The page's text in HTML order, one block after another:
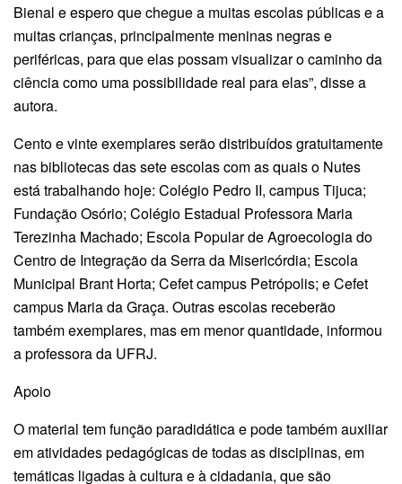
Bienal e espero que chegue a muitas escolas públicas e a
muitas crianças, principalmente meninas negras e
periféricas, para que elas possam visualizar o caminho da
ciência como uma possibilidade real para elas”, disse a
autora.
Cento e vinte exemplares serão distribuídos gratuitamente
nas bibliotecas das sete escolas com as quais o Nutes
está trabalhando hoje: Colégio Pedro II, campus Tijuca;
Fundação Osório; Colégio Estadual Professora Maria
Terezinha Machado; Escola Popular de Agroecologia do
Centro de Integração da Serra da Misericórdia; Escola
Municipal Brant Horta; Cefet campus Petrópolis; e Cefet
campus Maria da Graça. Outras escolas receberão
também exemplares, mas em menor quantidade, informou
a professora da UFRJ.
Apoio
O material tem função paradidática e pode também auxiliar
em atividades pedagógicas de todas as disciplinas, em
temáticas ligadas à cultura e à cidadania, que são